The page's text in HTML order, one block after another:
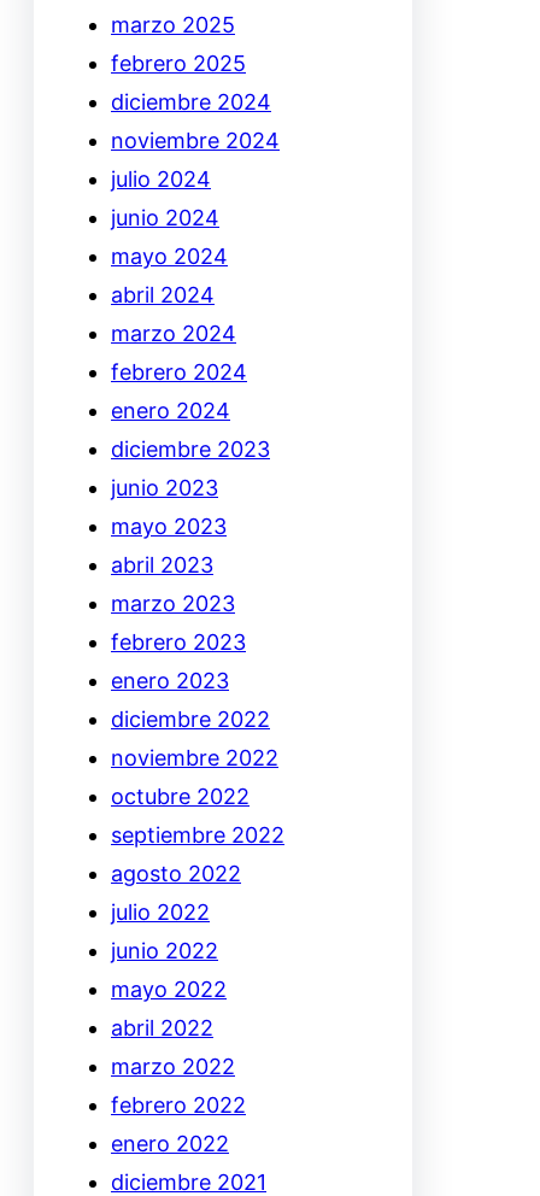
marzo 2025
febrero 2025
diciembre 2024
noviembre 2024
julio 2024
junio 2024
mayo 2024
abril 2024
marzo 2024
febrero 2024
enero 2024
diciembre 2023
junio 2023
mayo 2023
abril 2023
marzo 2023
febrero 2023
enero 2023
diciembre 2022
noviembre 2022
octubre 2022
septiembre 2022
agosto 2022
julio 2022
junio 2022
mayo 2022
abril 2022
marzo 2022
febrero 2022
enero 2022
diciembre 2021